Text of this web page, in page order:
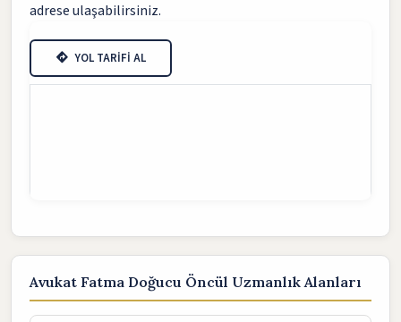
adrese ulaşabilirsiniz.
YOL TARİFİ AL
Avukat Fatma Doğucu Öncül Uzmanlık Alanları